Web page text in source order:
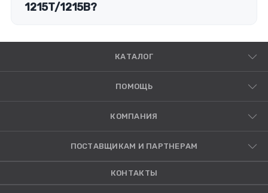
1215T/1215B?
КАТАЛОГ
ПОМОЩЬ
КОМПАНИЯ
ПОСТАВЩИКАМ И ПАРТНЕРАМ
КОНТАКТЫ